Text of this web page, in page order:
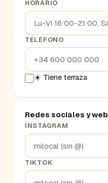
HORARIO
TELÉFONO
☀️ Tiene terraza
Redes sociales y web
INSTAGRAM
TIKTOK